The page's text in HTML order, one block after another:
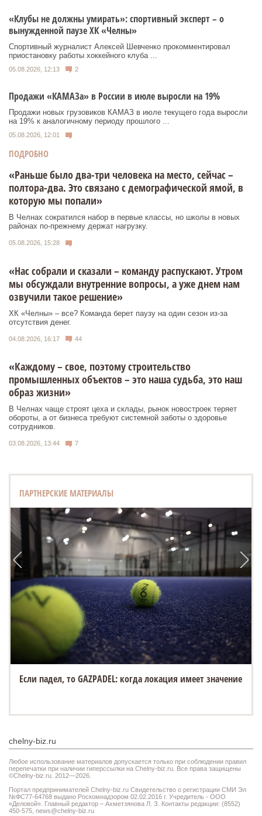
«Клубы не должны умирать»: спортивный эксперт – о
вынужденной паузе ХК «Челны»
Спортивный журналист Алексей Шевченко прокомментировал
приостановку работы хоккейного клуба ...
05.08.2026, 12:13 2
Продажи «КАМАЗа» в России в июле выросли на 19%
Продажи новых грузовиков КАМАЗ в июле текущего года выросли
на 19% к аналогичному периоду прошлого ...
05.08.2026, 12:01
ПОДРОБНО
«Раньше было два-три человека на место, сейчас –
полтора-два. Это связано с демографической ямой, в
которую мы попали»
В Челнах сократился набор в первые классы, но школы в новых
районах по-прежнему держат нагрузку.
05.08.2026, 15:28
«Нас собрали и сказали – команду распускают. Утром
мы обсуждали внутренние вопросы, а уже днем нам
озвучили такое решение»
ХК «Челны» – все? Команда берет паузу на один сезон из-за
отсутствия денег.
04.08.2026, 16:17 44
«Каждому – свое, поэтому строительство
промышленных объектов – это наша судьба, это наш
образ жизни»
В Челнах чаще строят цеха и склады, рынок новостроек теряет
обороты, а от бизнеса требуют системной заботы о здоровье
сотрудников.
03.08.2026, 13:44 7
ПАРТНЕРСКИЕ МАТЕРИАЛЫ
Если падел, то GAZPADEL: когда локация имеет значение
chelny-biz.ru
Любое использование материалов допускается только при соблюдении правил
перепечатки при наличии гиперссылки на Chelny-biz.ru. Все права защищены
©Chelny-biz.ru. 2012—2026.
Портал предпринимателей Chelny-biz.ru Свидетельство о регистрации СМИ Эл
№ФС77-64768 выдано Роскомнадзором 02.02.2016 г. Учредитель - ООО
«Деловой». Главный редактор – Ахметзянова Л. З. Контакты редакции: (8552)
450-575, news@chelny-biz.ru